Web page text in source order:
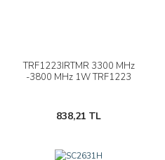
TRF1223IRTMR 3300 MHz
-3800 MHz 1W TRF1223
838,21 TL